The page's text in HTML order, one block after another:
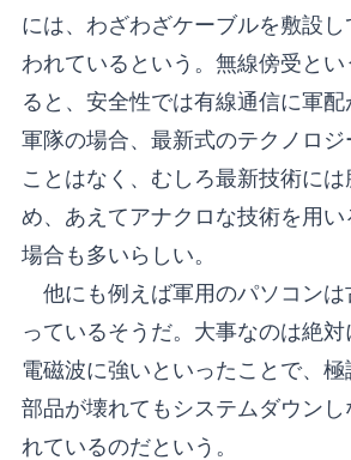
には、わざわざケーブルを敷設
われているという。無線傍受とい
ると、安全性では有線通信に軍配
軍隊の場合、最新式のテクノロジ
ことはなく、むしろ最新技術に
め、あえてアナクロな技術を用
場合も多いらしい。
他にも例えば軍用のパソコンは
っているそうだ。大事なのは絶対
電磁波に強いといったことで、
部品が壊れてもシステムダウンし
れているのだという。